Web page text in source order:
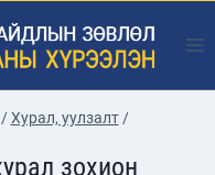
/ Хурал, уулзалт /
зохион